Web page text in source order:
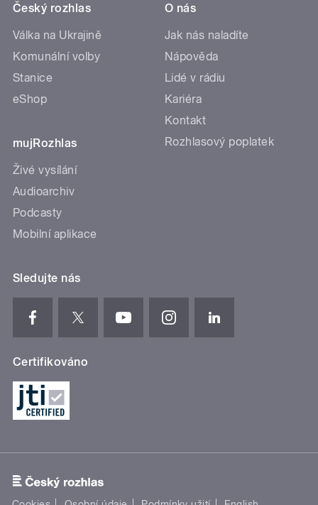
Český rozhlas
Válka na Ukrajině
Komunální volby
Stanice
eShop
mujRozhlas
Živé vysílání
Audioarchiv
Podcasty
Mobilní aplikace
O nás
Jak nás naladíte
Nápověda
Lidé v rádiu
Kariéra
Kontakt
Rozhlasový poplatek
Sledujte nás
Certifikováno